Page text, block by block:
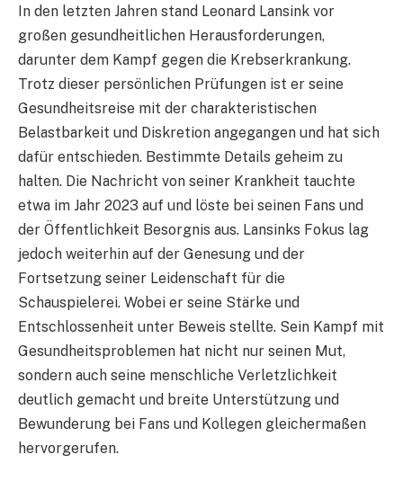
In den letzten Jahren stand Leonard Lansink vor
großen gesundheitlichen Herausforderungen,
darunter dem Kampf gegen die Krebserkrankung.
Trotz dieser persönlichen Prüfungen ist er seine
Gesundheitsreise mit der charakteristischen
Belastbarkeit und Diskretion angegangen und hat sich
dafür entschieden. Bestimmte Details geheim zu
halten. Die Nachricht von seiner Krankheit tauchte
etwa im Jahr 2023 auf und löste bei seinen Fans und
der Öffentlichkeit Besorgnis aus. Lansinks Fokus lag
jedoch weiterhin auf der Genesung und der
Fortsetzung seiner Leidenschaft für die
Schauspielerei. Wobei er seine Stärke und
Entschlossenheit unter Beweis stellte. Sein Kampf mit
Gesundheitsproblemen hat nicht nur seinen Mut,
sondern auch seine menschliche Verletzlichkeit
deutlich gemacht und breite Unterstützung und
Bewunderung bei Fans und Kollegen gleichermaßen
hervorgerufen.